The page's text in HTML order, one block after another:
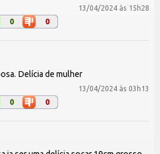
13/04/2024 às 15h28
0 0
Delícia de mulher
13/04/2024 às 03h13
0 0